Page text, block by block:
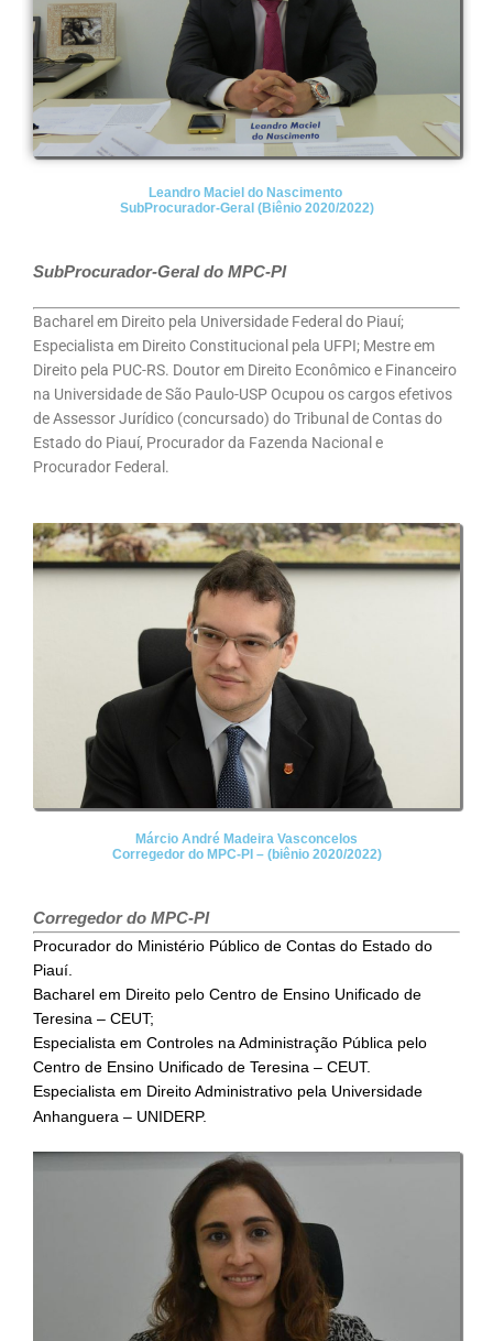
Leandro Maciel do Nascimento
SubProcurador-Geral (Biênio 2020/2022)
SubProcurador-Geral do MPC-PI
Bacharel em Direito pela Universidade Federal do Piauí;
Especialista em Direito Constitucional pela UFPI; Mestre em
Direito pela PUC-RS. Doutor em Direito Econômico e Financeiro
na Universidade de São Paulo-USP Ocupou os cargos efetivos
de Assessor Jurídico (concursado) do Tribunal de Contas do
Estado do Piauí, Procurador da Fazenda Nacional e
Procurador Federal.
Márcio André Madeira Vasconcelos
Corregedor do MPC-PI – (biênio 2020/2022)
Corregedor do MPC-PI
Procurador do Ministério Público de Contas do Estado do
Piauí.
Bacharel em Direito pelo Centro de Ensino Unificado de
Teresina – CEUT;
Especialista em Controles na Administração Pública pelo
Centro de Ensino Unificado de Teresina – CEUT.
Especialista em Direito Administrativo pela Universidade
Anhanguera – UNIDERP.